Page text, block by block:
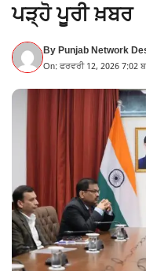
ਪੜ੍ਹੋ ਪੂਰੀ ਖ਼ਬਰ
ByPunjab Network
On: ਫਰਵਰੀ 12, 2026 7:02